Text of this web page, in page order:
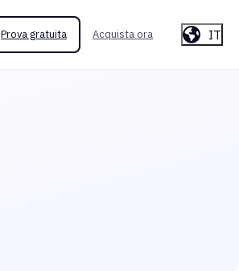
Prova gratuita Acquista ora IT